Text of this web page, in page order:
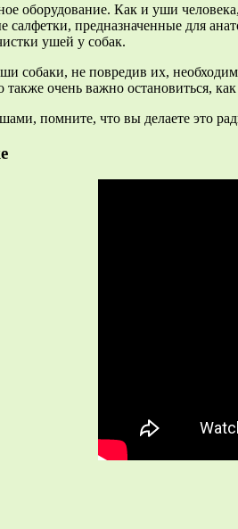
оборудование. Как и уши
предназначенные для
ушей у собак.
собаки, не повредив их,
очень важно остановиться,
помните, что вы делаете это